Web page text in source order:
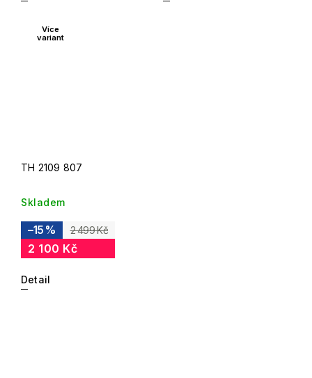
Více
variant
TH 2109 807
Skladem
2 499 Kč
–15 %
2 100 Kč
Detail